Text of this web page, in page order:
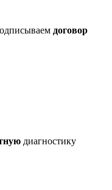
договор
диагностику